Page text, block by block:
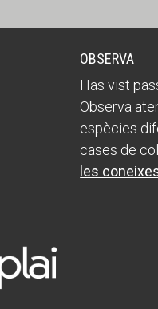
OBSERVA
Has vist
Observa
espècies
cases de
les